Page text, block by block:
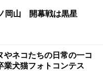
岡山 開幕戦は黒星
やネコたちの日常の一コ
犬猫フォトコンテス